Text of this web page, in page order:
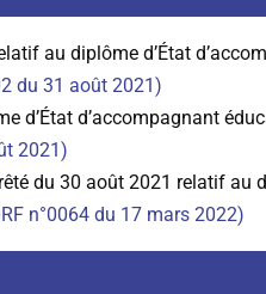
au diplôme d’État
du 31 août 2021)
d’État d’accompagnant
2021)
du 30 août 2021 relatif au
n°0064 du 17 mars 2022)